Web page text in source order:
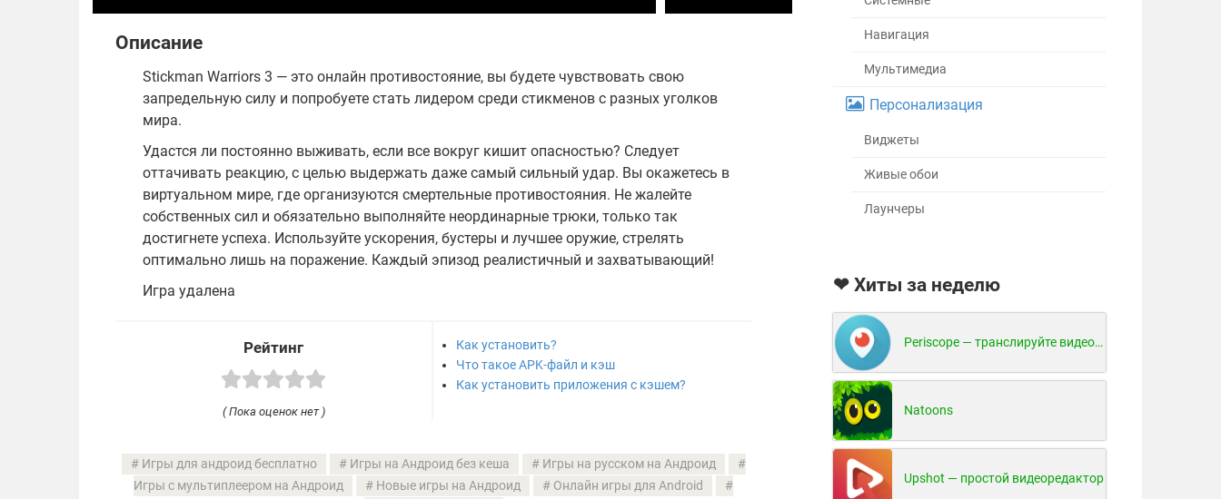
Описание
Stickman Warriors 3 — это онлайн противостояние, вы будете чувствовать свою
запредельную силу и попробуете стать лидером среди стикменов с разных уголков
мира.
Удастся ли постоянно выживать, если все вокруг кишит опасностью? Следует
оттачивать реакцию, с целью выдержать даже самый сильный удар. Вы окажетесь в
виртуальном мире, где организуются смертельные противостояния. Не жалейте
собственных сил и обязательно выполняйте неординарные трюки, только так
достигнете успеха. Используйте ускорения, бустеры и лучшее оружие, стрелять
оптимально лишь на поражение. Каждый эпизод реалистичный и захватывающий!
Игра удалена
Рейтинг
( Пока оценок нет )
Как установить?
Что такое APK-файл и кэш
Как установить приложения с кэшем?
Игры для андроид бесплатно Игры на Андроид без кеша
Игры на русском на Андроид
Игры с мультиплеером на Андроид
Новые игры на Андроид
Онлайн игры для Android
Навигация
Мультимедиа
Персонализация
Виджеты
Живые обои
Лаунчеры
❤ Хиты за неделю
Periscope — транслируйте видео в реальном времени!
Natoons
Upshot — простой видеоредактор